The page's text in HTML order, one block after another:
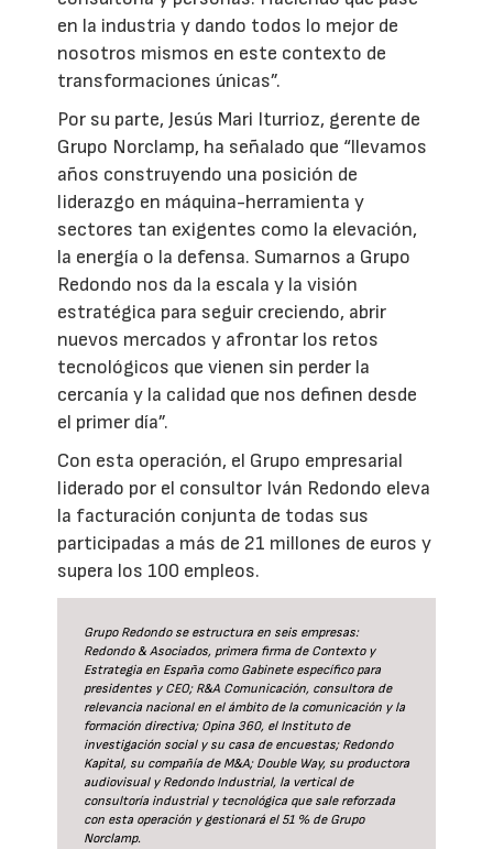
en la industria y dando todos lo mejor de
nosotros mismos en este contexto de
transformaciones únicas”.
Por su parte, Jesús Mari Iturrioz, gerente de
Grupo Norclamp, ha señalado que “llevamos
años construyendo una posición de
liderazgo en máquina-herramienta y
sectores tan exigentes como la elevación,
la energía o la defensa. Sumarnos a Grupo
Redondo nos da la escala y la visión
estratégica para seguir creciendo, abrir
nuevos mercados y afrontar los retos
tecnológicos que vienen sin perder la
cercanía y la calidad que nos definen desde
el primer día”.
Con esta operación, el Grupo empresarial
liderado por el consultor Iván Redondo eleva
la facturación conjunta de todas sus
participadas a más de 21 millones de euros y
supera los 100 empleos.
Grupo Redondo se estructura en seis empresas:
Redondo & Asociados, primera firma de Contexto y
Estrategia en España como Gabinete específico para
presidentes y CEO; R&A Comunicación, consultora de
relevancia nacional en el ámbito de la comunicación y la
formación directiva; Opina 360, el Instituto de
investigación social y su casa de encuestas; Redondo
Kapital, su compañía de M&A; Double Way, su productora
audiovisual y Redondo Industrial, la vertical de
consultoría industrial y tecnológica que sale reforzada
con esta operación y gestionará el 51 % de Grupo
Norclamp.